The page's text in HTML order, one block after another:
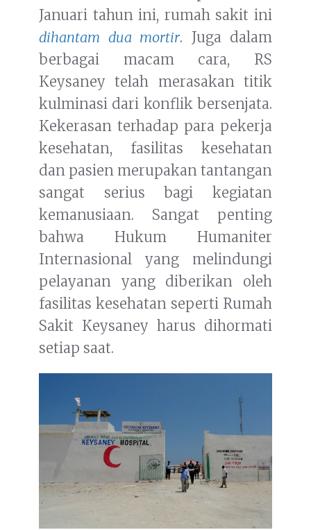
Januari tahun ini, rumah sakit ini
dihantam dua mortir. Juga dalam
berbagai macam cara, RS
Keysaney telah merasakan titik
kulminasi dari konflik bersenjata.
Kekerasan terhadap para pekerja
kesehatan, fasilitas kesehatan
dan pasien merupakan tantangan
sangat serius bagi kegiatan
kemanusiaan. Sangat penting
bahwa Hukum Humaniter
Internasional yang melindungi
pelayanan yang diberikan oleh
fasilitas kesehatan seperti Rumah
Sakit Keysaney harus dihormati
setiap saat.